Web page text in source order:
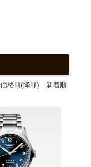
価格順(降順) 新着順